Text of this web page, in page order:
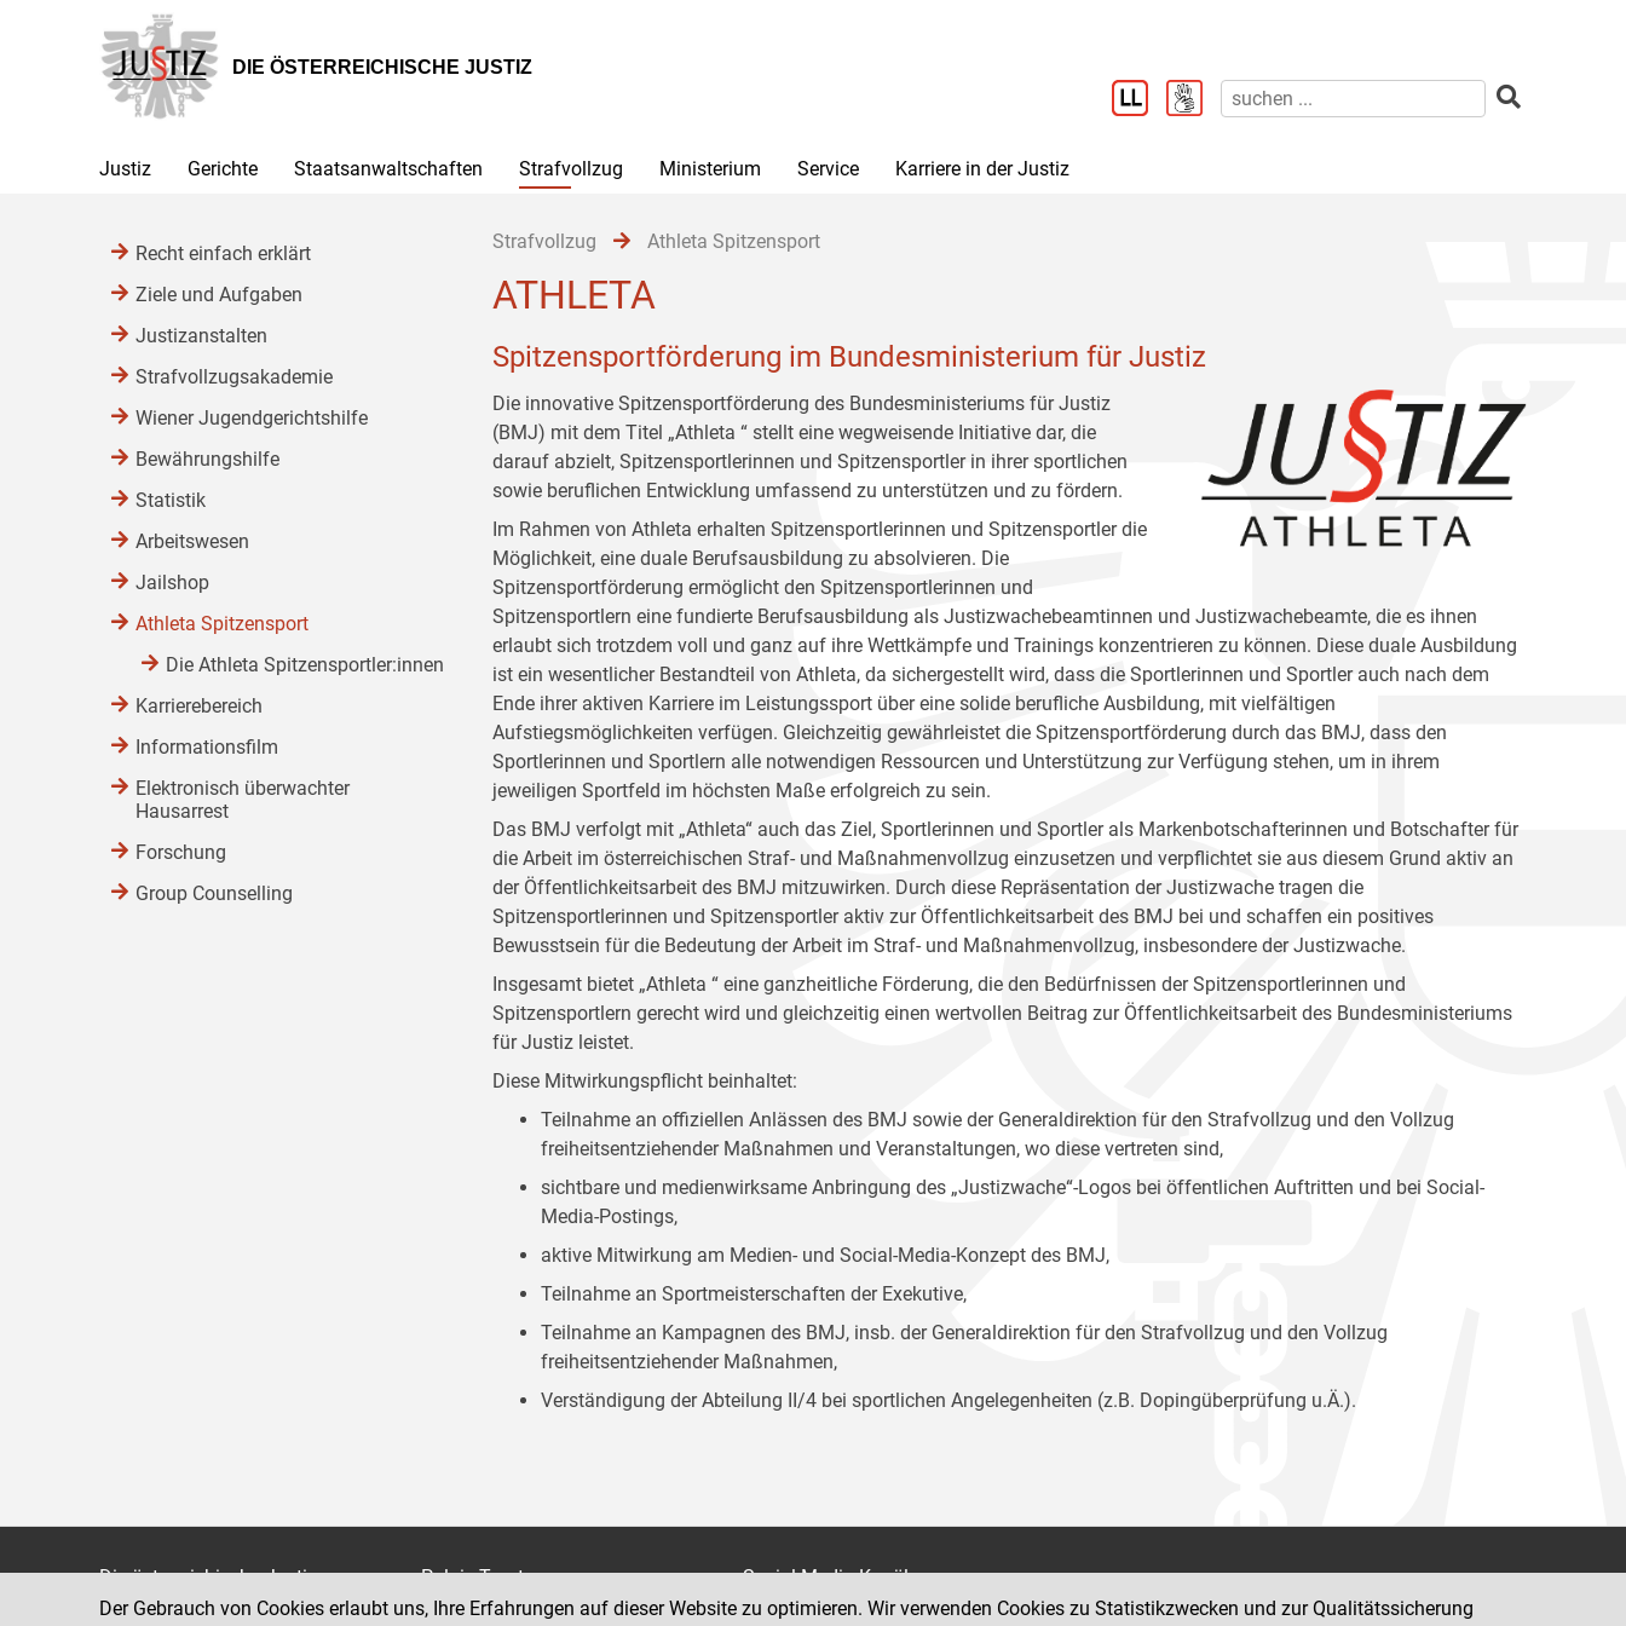
Hauptnavigation
[1]
Inhalt
[2]
Untermenü
[3]
DIE ÖSTERREICHISCHE JUSTIZ
Justiz Gerichte Staatsanwaltschaften Strafvollzug Ministerium Service Karriere in der Justiz
Strafvollzug Athleta Spitzensport
ATHLETA
Spitzensportförderung im Bundesministerium für Justiz
Die innovative Spitzensportförderung des Bundesministeriums für Justiz
(BMJ) mit dem Titel „Athleta “ stellt eine wegweisende Initiative dar, die
darauf abzielt, Spitzensportlerinnen und Spitzensportler in ihrer sportlichen
sowie beruflichen Entwicklung umfassend zu unterstützen und zu fördern.
Im Rahmen von Athleta erhalten Spitzensportlerinnen und Spitzensportler die
Möglichkeit, eine duale Berufsausbildung zu absolvieren. Die
Spitzensportförderung ermöglicht den Spitzensportlerinnen und
Spitzensportlern eine fundierte Berufsausbildung als Justizwachebeamtinnen und Justizwachebeamte, die es ihnen
erlaubt sich trotzdem voll und ganz auf ihre Wettkämpfe und Trainings konzentrieren zu können. Diese duale Ausbildung
ist ein wesentlicher Bestandteil von Athleta, da sichergestellt wird, dass die Sportlerinnen und Sportler auch nach dem
Ende ihrer aktiven Karriere im Leistungssport über eine solide berufliche Ausbildung, mit vielfältigen
Aufstiegsmöglichkeiten verfügen. Gleichzeitig gewährleistet die Spitzensportförderung durch das BMJ, dass den
Sportlerinnen und Sportlern alle notwendigen Ressourcen und Unterstützung zur Verfügung stehen, um in ihrem
jeweiligen Sportfeld im höchsten Maße erfolgreich zu sein.
Das BMJ verfolgt mit „Athleta“ auch das Ziel, Sportlerinnen und Sportler als Markenbotschafterinnen und Botschafter für
die Arbeit im österreichischen Straf- und Maßnahmenvollzug einzusetzen und verpflichtet sie aus diesem Grund aktiv an
der Öffentlichkeitsarbeit des BMJ mitzuwirken. Durch diese Repräsentation der Justizwache tragen die
Spitzensportlerinnen und Spitzensportler aktiv zur Öffentlichkeitsarbeit des BMJ bei und schaffen ein positives
Bewusstsein für die Bedeutung der Arbeit im Straf- und Maßnahmenvollzug, insbesondere der Justizwache.
Insgesamt bietet „Athleta “ eine ganzheitliche Förderung, die den Bedürfnissen der Spitzensportlerinnen und
Spitzensportlern gerecht wird und gleichzeitig einen wertvollen Beitrag zur Öffentlichkeitsarbeit des Bundesministeriums
für Justiz leistet.
Diese Mitwirkungspflicht beinhaltet:
Teilnahme an offiziellen Anlässen des BMJ sowie der Generaldirektion für den Strafvollzug und den Vollzug
freiheitsentziehender Maßnahmen und Veranstaltungen, wo diese vertreten sind,
sichtbare und medienwirksame Anbringung des „Justizwache“-Logos bei öffentlichen Auftritten und bei Social-
Media-Postings,
aktive Mitwirkung am Medien- und Social-Media-Konzept des BMJ,
Teilnahme an Sportmeisterschaften der Exekutive,
Teilnahme an Kampagnen des BMJ, insb. der Generaldirektion für den Strafvollzug und den Vollzug
freiheitsentziehender Maßnahmen,
Verständigung der Abteilung II/4 bei sportlichen Angelegenheiten (z.B. Dopingüberprüfung u.Ä.).
Recht einfach erklärt
Ziele und Aufgaben
Justizanstalten
Strafvollzugsakademie
Wiener Jugendgerichtshilfe
Bewährungshilfe
Statistik
Arbeitswesen
Jailshop
Athleta Spitzensport
Die Athleta Spitzensportler:innen
Karrierebereich
Informationsfilm
Elektronisch überwachter
Hausarrest
Forschung
Group Counselling
Die österreichische Justiz
Bundesministerium für Justiz
Palais Trautson
Museumstraße 7
Social Media Kanäle
der Justiz und des BMJ
Der Gebrauch von Cookies erlaubt uns, Ihre Erfahrungen auf dieser Website zu optimieren. Wir verwenden Cookies zu Statistikzwecken und zur Qualitätssicherung